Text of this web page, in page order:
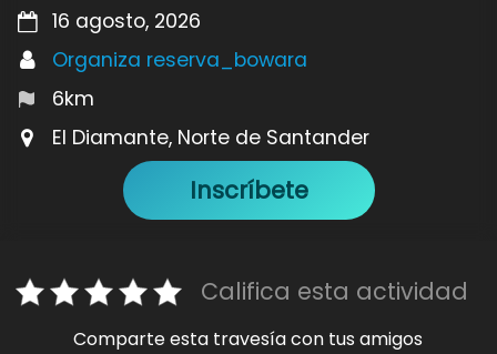
16 agosto, 2026
Organiza reserva_bowara
6km
El Diamante, Norte de Santander
Inscríbete
Califica esta actividad
Comparte esta travesía con tus amigos